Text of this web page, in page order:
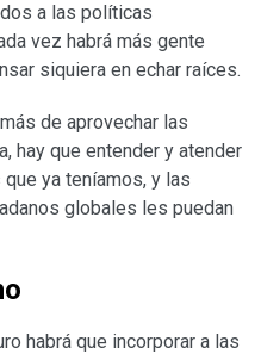
a las políticas
vez habrá más gente
siquiera en echar raíces.
de aprovechar las
hay que entender y atender
ya teníamos, y las
globales les puedan
habrá que incorporar a las